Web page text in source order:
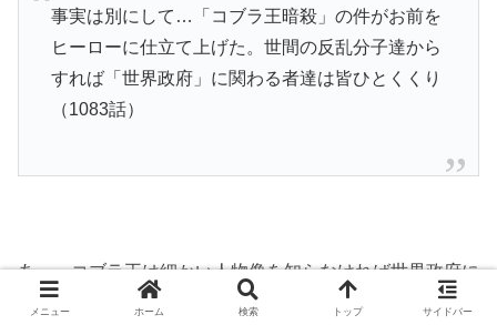
事実は別にして…「コブラ王暗殺」の件がお前を
ヒーローに仕立て上げた。世間の反乱分子達から
すれば「世界政府」に関わる者達は皆ひとくくり
（1083話）
あー、コブラ王は細かい人物像を知らなければ世界政府に
与する王族ってのが世間一般的な捉え方だったか。
メニュー ホーム 検索 トップ サイドバー